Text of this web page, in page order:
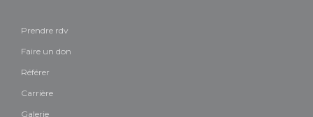
Prendre rdv
Faire un don
Référer
Carrière
Galerie